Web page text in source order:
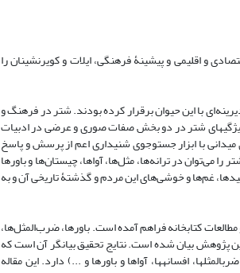
و اقلیمی و پیشینۀ فرهنگی، ایلات و کویرنشینان را
با این حیوان برقرار کرده بودند. شتر در فرهنگ و
شتر در دو بخش صفات صوری و عرضی در ادبیات
با ابزار جست­وجوی شنیداری اعم از پرسش و پاسخ
می‌توان در ترانه‌ها، مثل‌ها، آواها، چیستان‌ها و باورها
غم‌ها و خوشی‌های این مردم و گذشتۀ تاریخی آن و به
کتابخانه فراهم آمده است.باورها، ضرب‌المثل‌ها،
پژوهش بیان شده است. نتایج تحقیق بیانگر آن است که
افسانه­ها، آواها و باورها و ...) دارد. این مقاله